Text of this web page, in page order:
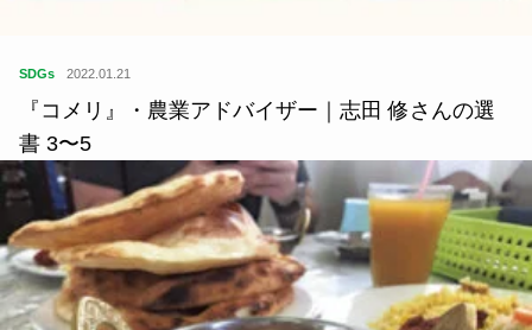
SDGs 2022.01.21
『コメリ』・農業アドバイザー｜志田 修さんの選
書 3〜5